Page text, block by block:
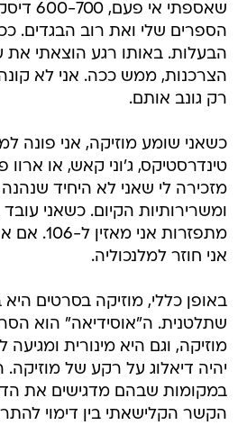
שאספתי
הספרים שלי ואת רוב הבגדים.
הבעלות. באותו רגע הוצאתי את
הצרכנות, ממש ככה. אני לא
רק גונב אותם.
כשאני שומע מוזיקה, אני פונה
טינדרסטיקס, ג'וני קאש, או ארוו
מזכירה לי שאני לא היחיד
ומשרירותיות הקיום. כשאני
מתפזרות
אני חוזר למלנכוליה.
באופן כללי, מוזיקה בסרטים היא
שתלטנית. ה"אוסידיאה" הוא
מוזיקה, וגם היא מינורית
יהיה דיאלוג על רקע של מוזיקה.
במקומות שבהם מדגישים את
הקשר הקלישאתי בין דימוי